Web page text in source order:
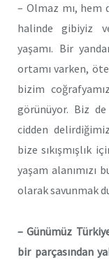
– Olmaz mı, hem
halinde gibiyiz
yaşamı. Bir
ortamı varken,
bizim
görünüyor. Biz
cidden
bize sıkışmışlık
yaşam alanımızı
olarak savunmak
– Günümüz
bir parçasından